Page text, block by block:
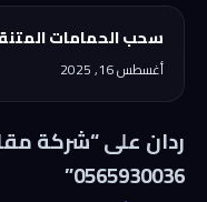
سحب الحمامات المتنقلة
أغسطس 16, 2025
ردان على “شركة
0565930036”